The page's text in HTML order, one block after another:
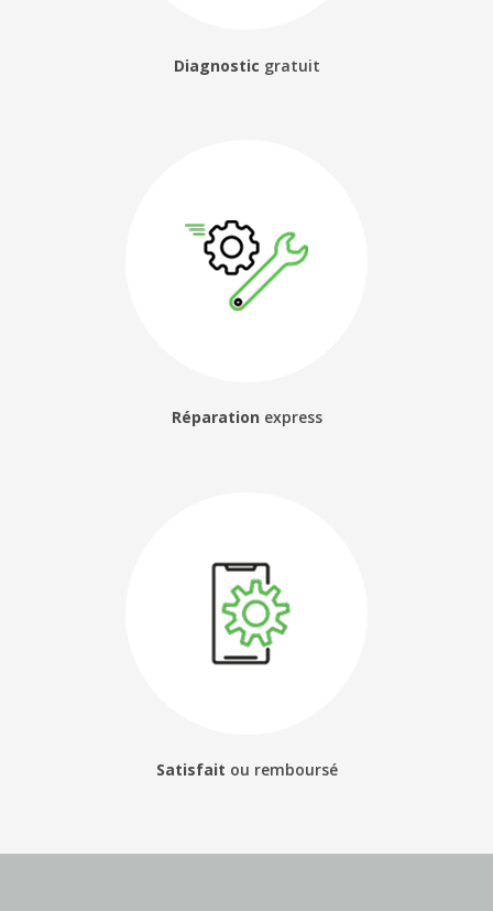
Diagnostic gratuit
Réparation express
Satisfait ou remboursé